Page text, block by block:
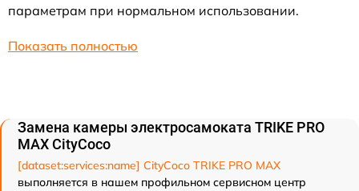
параметрам при нормальном использовании.
Показать полностью
Замена камеры электросамоката TRIKE PRO
MAX CityCoco
[dataset:services:name] CityCoco TRIKE PRO MAX
выполняется в нашем профильном сервисном центр